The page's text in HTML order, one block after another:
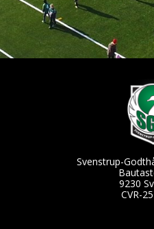
Svenstrup-
9230
CVR-